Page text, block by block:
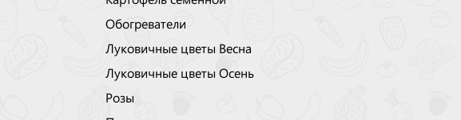
Обогреватели
Луковичные цветы Весна
Луковичные цветы Осень
Розы